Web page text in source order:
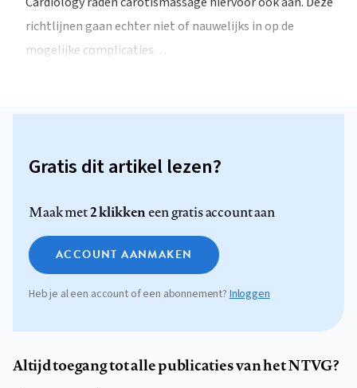
richtlijnen gaan echter niet of nauwelijks in op de
mogelijke complicaties…
Gratis dit artikel lezen?
Maak met2 klikkeneen gratis account aan
ACCOUNT AANMAKEN
Heb je al een account of een abonnement? Inloggen
Altijd toegang tot alle publicaties van het NTVG?